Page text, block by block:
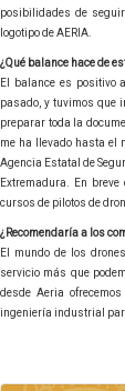
posibilidades de
logotipo de AERIA.
¿Qué balance hace de
El balance es positivo
pasado, y tuvimos que
preparar toda la
me ha llevado hasta el
Agencia Estatal de
Extremadura. En
cursos de pilotos de
¿Recomendaría a los
El mundo de los
servicio más que
desde Aeria
ingeniería industrial